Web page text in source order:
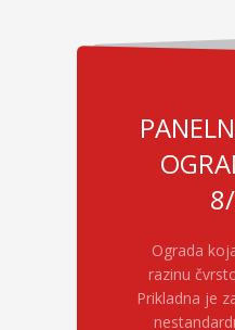
Ograda
razinu
Prikladna je